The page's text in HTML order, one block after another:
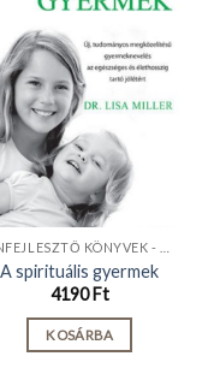
A spirituális gyermek
4190Ft
KOSÁRBA